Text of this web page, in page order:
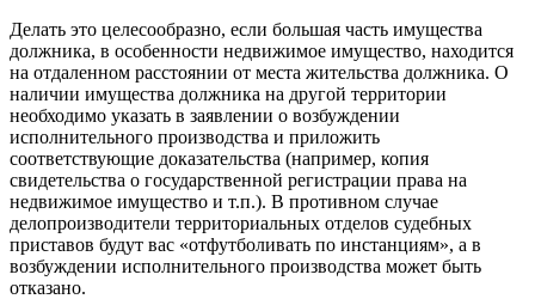
Делать это целесообразно, если большая часть имущества
должника, в особенности недвижимое имущество, находится
на отдаленном расстоянии от места жительства должника. О
наличии имущества должника на другой территории
необходимо указать в заявлении о возбуждении
исполнительного производства и приложить
соответствующие доказательства (например, копия
свидетельства о государственной регистрации права на
недвижимое имущество и т.п.). В противном случае
делопроизводители территориальных отделов судебных
приставов будут вас «отфутболивать по инстанциям», а в
возбуждении исполнительного производства может быть
отказано.